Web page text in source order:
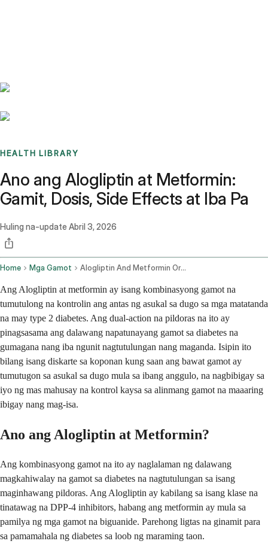
HEALTH LIBRARY
Ano ang Alogliptin at Metformin:
Gamit, Dosis, Side Effects at Iba Pa
Huling na-update Abril 3, 2026
Home Mga Gamot Alogliptin And Metformin Oral Route
Ang Alogliptin at metformin ay isang kombinasyong gamot na
tumutulong na kontrolin ang antas ng asukal sa dugo sa mga matatanda
na may type 2 diabetes. Ang dual-action na pildoras na ito ay
pinagsasama ang dalawang napatunayang gamot sa diabetes na
gumagana nang iba ngunit nagtutulungan nang maganda. Isipin ito
bilang isang diskarte sa koponan kung saan ang bawat gamot ay
tumutugon sa asukal sa dugo mula sa ibang anggulo, na nagbibigay sa
iyo ng mas mahusay na kontrol kaysa sa alinmang gamot na maaaring
ibigay nang mag-isa.
Ano ang Alogliptin at Metformin?
Ang kombinasyong gamot na ito ay naglalaman ng dalawang
magkahiwalay na gamot sa diabetes na nagtutulungan sa isang
maginhawang pildoras. Ang Alogliptin ay kabilang sa isang klase na
tinatawag na DPP-4 inhibitors, habang ang metformin ay mula sa
pamilya ng mga gamot na biguanide. Parehong ligtas na ginamit para
sa pamamahala ng diabetes sa loob ng maraming taon.